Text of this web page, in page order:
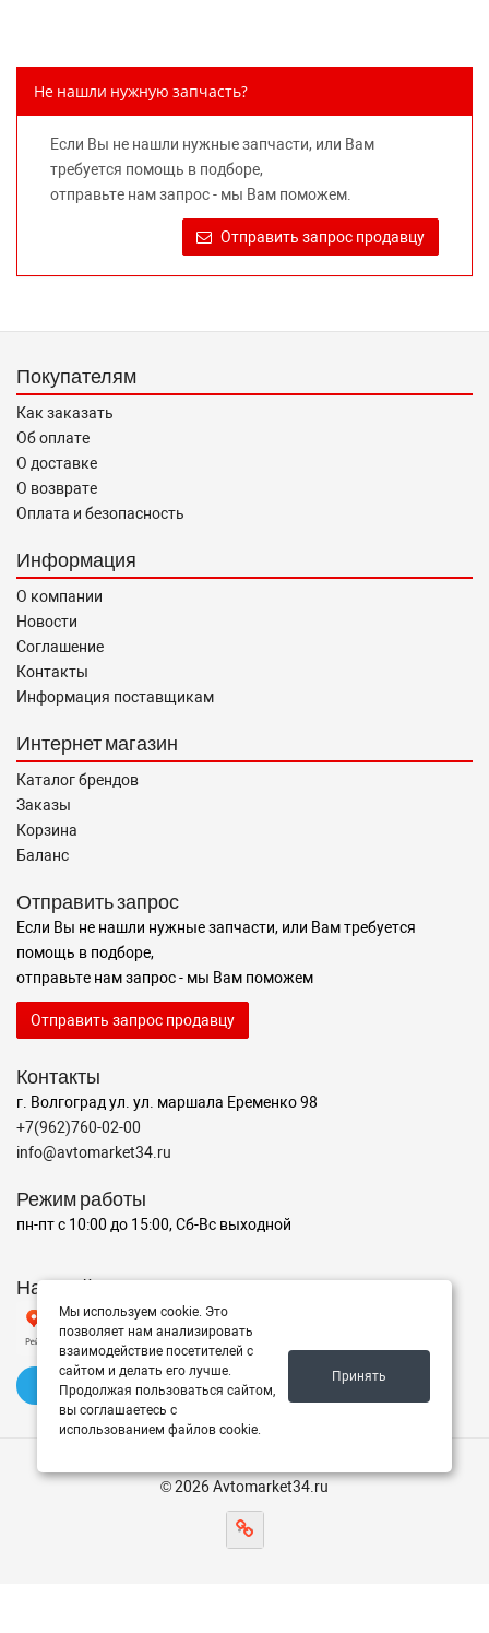
предлагаемых к продаже запасных частей для
правообладателей указанных товарных знаков.
Требование предоставлять покупателю необходимую и
достоверную информацию о товаре, предлагаемом к
продаже, обеспечивающую возможность их правильного
выбора возложено на продавца (изготовителя) Законом
«О защите прав потребителей».
Не нашли нужную запчасть?
Если Вы не нашли нужные запчасти, или Вам
требуется помощь в подборе,
отправьте нам запрос - мы Вам поможем.
Отправить запрос продавцу
Покупателям
Как заказать
Об оплате
О доставке
О возврате
Оплата и безопасность
Информация
О компании
Новости
Соглашение
Контакты
Информация поставщикам
Интернет магазин
Каталог брендов
Заказы
Корзина
Баланс
Отправить запрос
Если Вы не нашли нужные запчасти, или Вам требуется
помощь в подборе,
отправьте нам запрос - мы Вам поможем
Отправить запрос продавцу
Контакты
г. Волгоград ул. ул. маршала Еременко 98
+7(962)760-02-00
info@avtomarket34.ru
Режим работы
пн-пт с 10:00 до 15:00, Сб-Вс выходной
Наш рейтинг на Яндексе
✍️ Оставить отзыв
© 2026 Avtomarket34.ru
Мы используем cookie. Это
позволяет нам анализировать
взаимодействие посетителей с
сайтом и делать его лучше.
Продолжая пользоваться сайтом,
вы соглашаетесь с
использованием файлов cookie.
Принять